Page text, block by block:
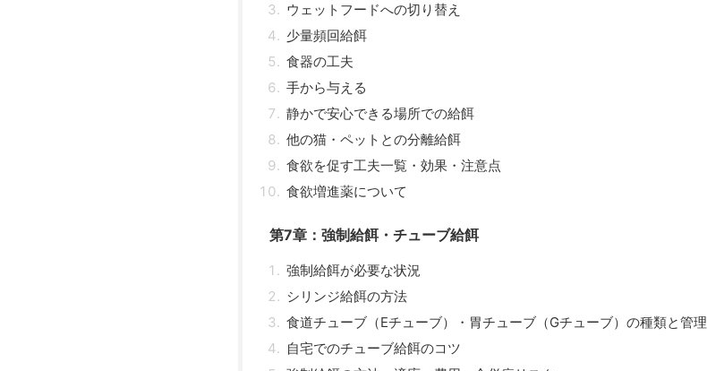
ウェットフードへの切り替え
少量頻回給餌
食器の工夫
手から与える
静かで安心できる場所での給餌
他の猫・ペットとの分離給餌
食欲を促す工夫一覧・効果・注意点
食欲増進薬について
第7章：強制給餌・チューブ給餌
強制給餌が必要な状況
シリンジ給餌の方法
食道チューブ（Eチューブ）・胃チューブ（Gチューブ）の種類と管理
自宅でのチューブ給餌のコツ